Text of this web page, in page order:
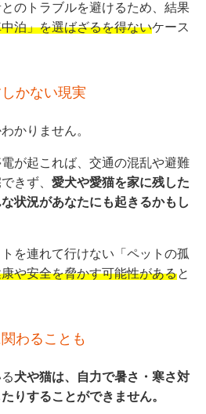
のトラブルを避けるため、結果
泊」を選ばざるを得ないケース
かない現実
かりません。
が起これば、交通の混乱や避難
きず、愛犬や愛猫を家に残した
状況があなたにも起きるかもし
を連れて行けない「ペットの孤
や安全を脅かす可能性があると
わることも
犬や猫は、自力で暑さ・寒さ対
りすることができません。